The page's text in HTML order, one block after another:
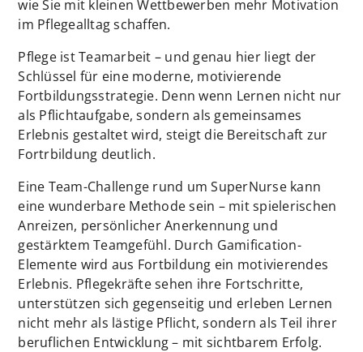
wie Sie mit kleinen Wettbewerben mehr Motivation
im Pflegealltag schaffen.
Pflege ist Teamarbeit – und genau hier liegt der
Schlüssel für eine moderne, motivierende
Fortbildungsstrategie. Denn wenn Lernen nicht nur
als Pflichtaufgabe, sondern als gemeinsames
Erlebnis gestaltet wird, steigt die Bereitschaft zur
Fortrbildung deutlich.
Eine Team-Challenge rund um SuperNurse kann
eine wunderbare Methode sein – mit spielerischen
Anreizen, persönlicher Anerkennung und
gestärktem Teamgefühl. Durch Gamification-
Elemente wird aus Fortbildung ein motivierendes
Erlebnis. Pflegekräfte sehen ihre Fortschritte,
unterstützen sich gegenseitig und erleben Lernen
nicht mehr als lästige Pflicht, sondern als Teil ihrer
beruflichen Entwicklung – mit sichtbarem Erfolg.